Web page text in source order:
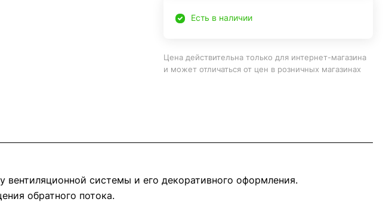
Есть в наличии
Цена действительна только для интернет-магазина
и может отличаться от цен в розничных магазинах
системы и его декоративного оформления.
обратного потока.